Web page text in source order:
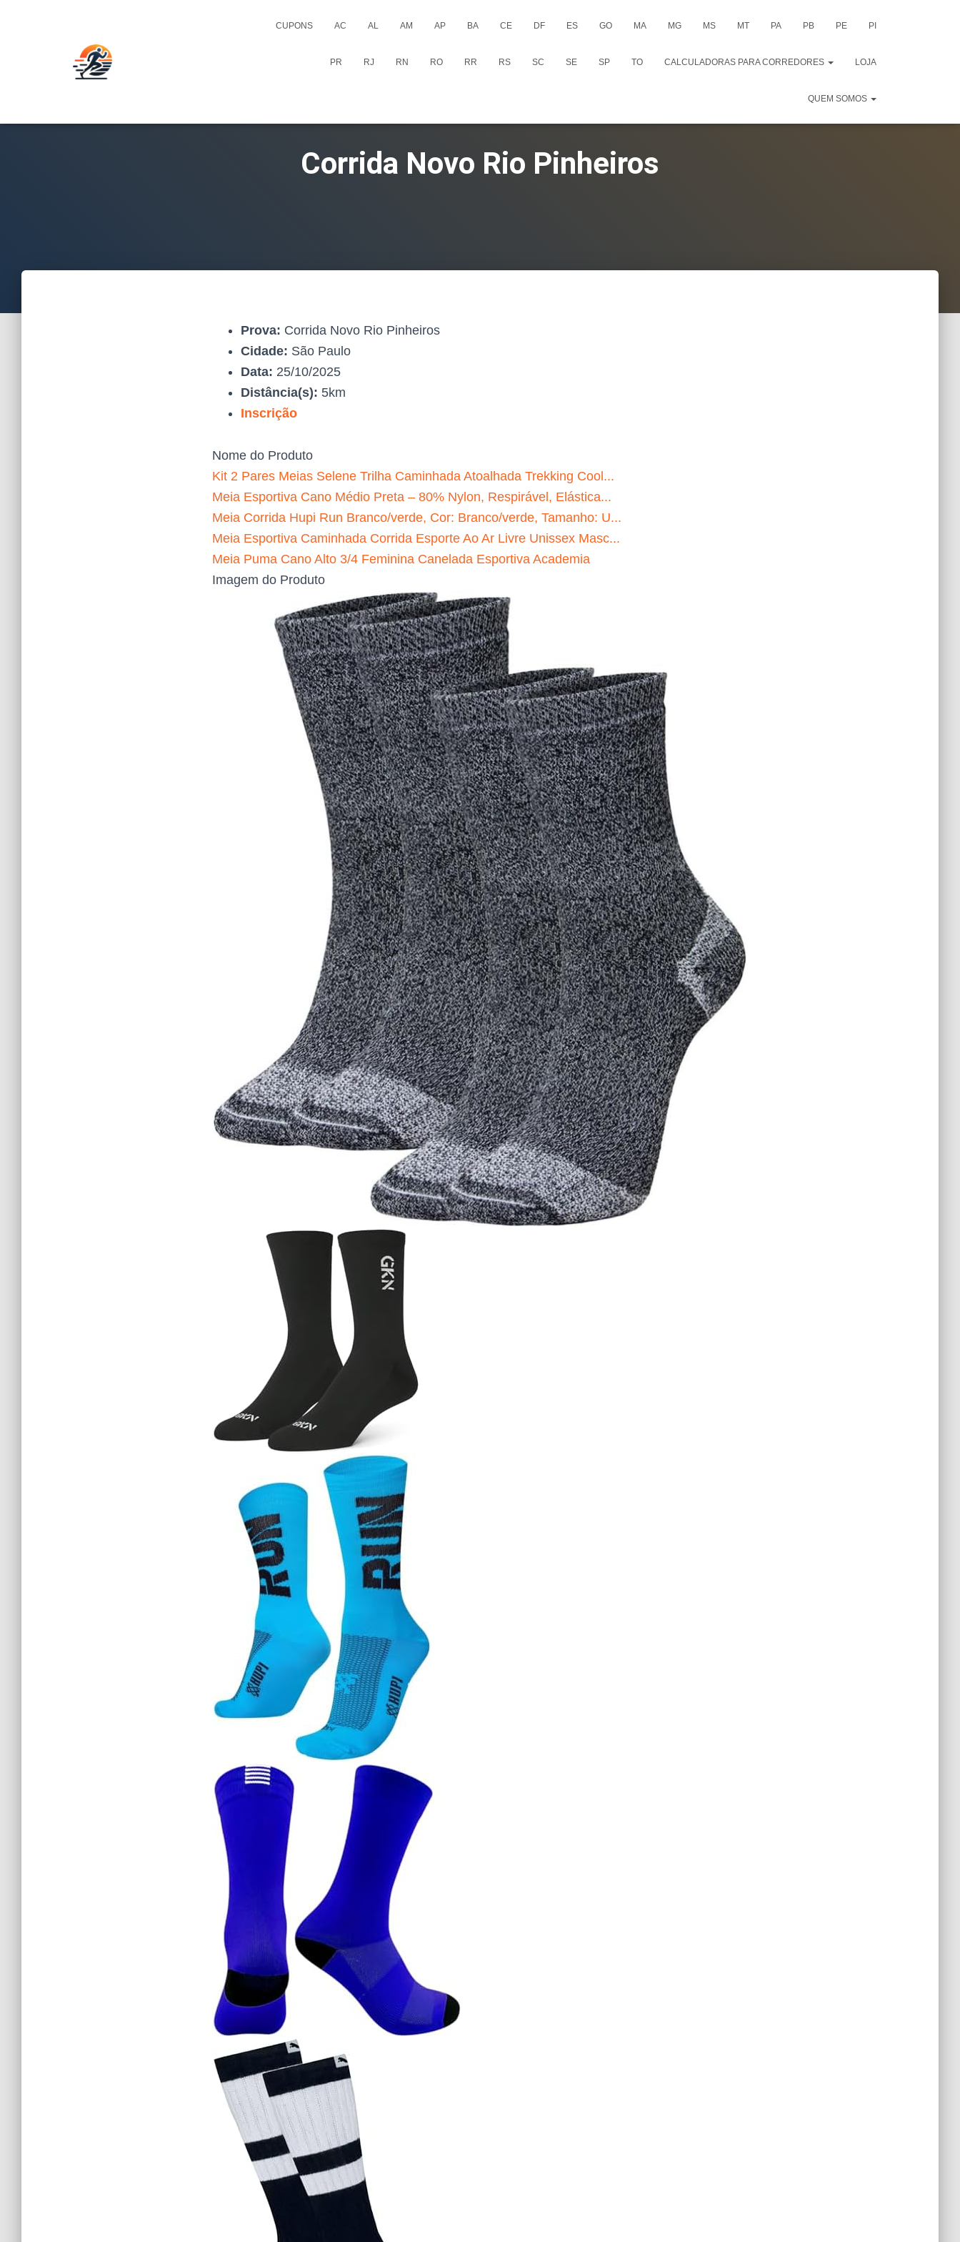
CUPONS AC AL AM AP BA CE DF ES GO MA MG MS MT PA PB PE PI
PR RJ RN RO RR RS SC SE SP TO CALCULADORAS PARA CORREDORES LOJA
QUEM SOMOS
Corrida Novo Rio Pinheiros
Prova: Corrida Novo Rio Pinheiros
Cidade: São Paulo
Data: 25/10/2025
Distância(s): 5km
Inscrição
Nome do Produto
Kit 2 Pares Meias Selene Trilha Caminhada Atoalhada Trekking Cool...
Meia Esportiva Cano Médio Preta – 80% Nylon, Respirável, Elástica...
Meia Corrida Hupi Run Branco/verde, Cor: Branco/verde, Tamanho: U...
Meia Esportiva Caminhada Corrida Esporte Ao Ar Livre Unissex Masc...
Meia Puma Cano Alto 3/4 Feminina Canelada Esportiva Academia
Imagem do Produto